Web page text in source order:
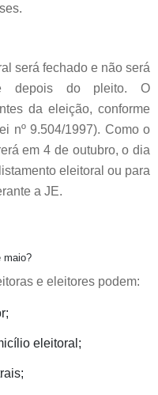
será fechado e não será
depois do pleito. O
da eleição, conforme
nº 9.504/1997). Como o
em 4 de outubro, o dia
eleitoral ou para
a JE.
maio?
e eleitores podem:
eleitoral;